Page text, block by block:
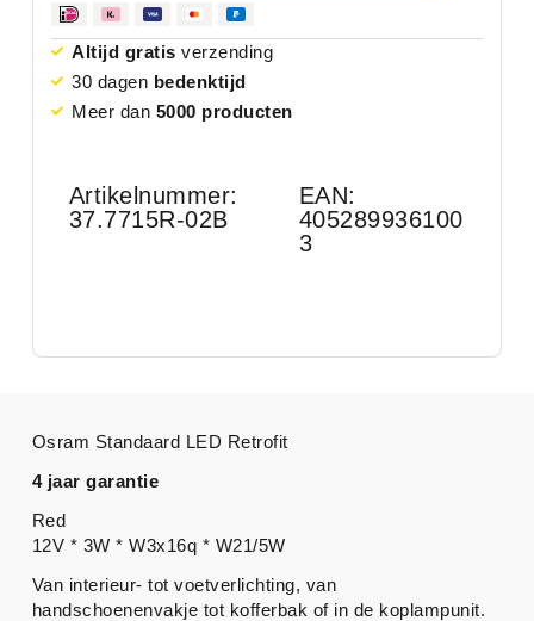
Altijd gratis verzending
30 dagen bedenktijd
Meer dan 5000 producten
Artikelnummer:
37.7715R-02B
EAN:
405289936100
3
Osram Standaard LED Retrofit
4 jaar garantie
Red
12V * 3W * W3x16q * W21/5W
Van interieur- tot voetverlichting, van
handschoenenvakje tot kofferbak of in de koplampunit.